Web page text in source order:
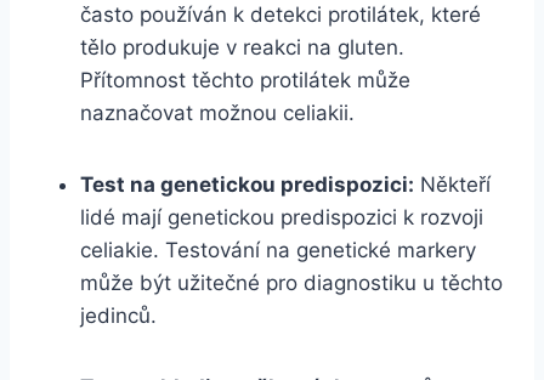
často používán k detekci protilátek, které
tělo produkuje v reakci na gluten.
Přítomnost těchto protilátek může
naznačovat možnou celiakii.
Test na genetickou predispozici: Někteří
lidé mají genetickou predispozici k rozvoji
celiakie. Testování na genetické markery
může být užitečné pro diagnostiku u těchto
jedinců.